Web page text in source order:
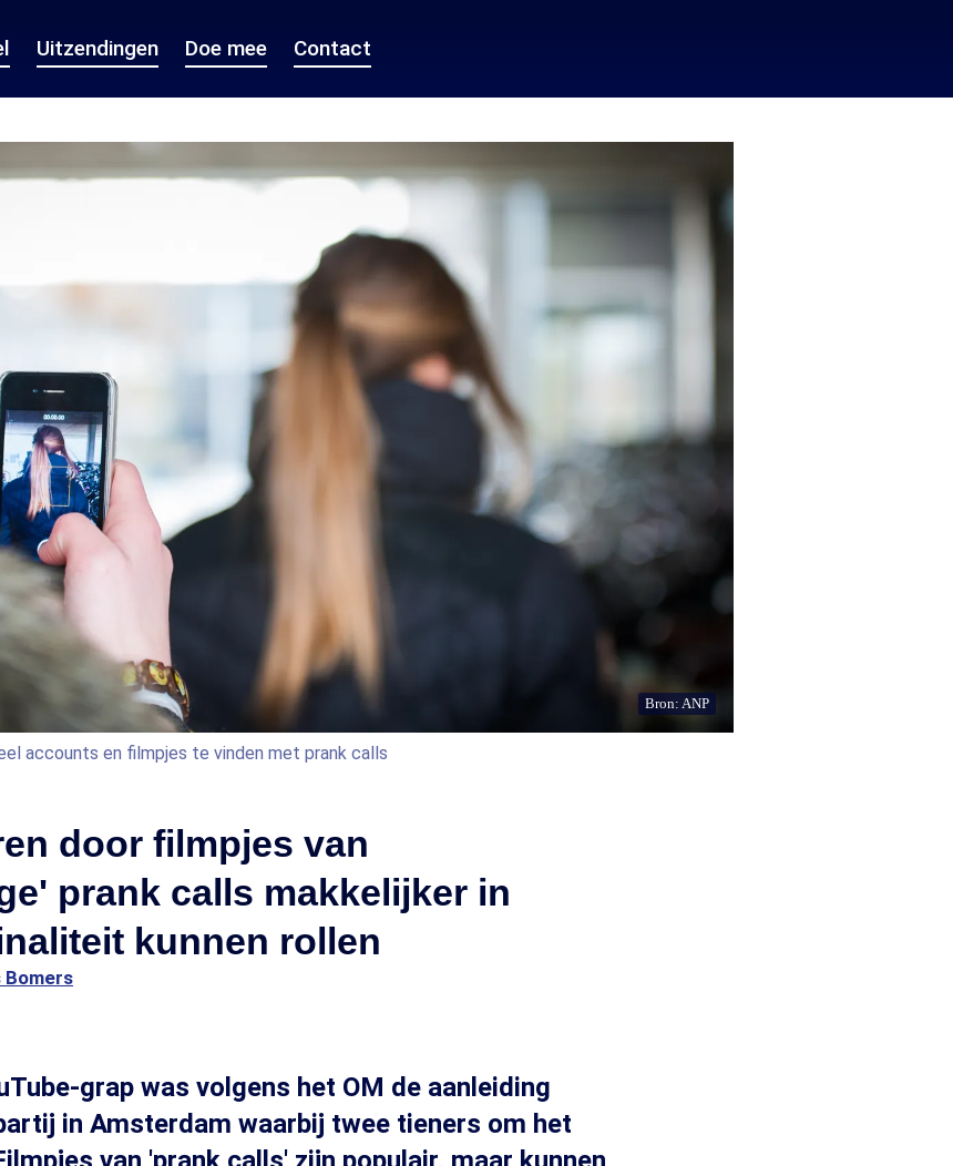
Uitzendingen Doe mee Contact
Bron: ANP
accounts en filmpjes te vinden met prank calls
door filmpjes van
prank calls makkelijker in
kunnen rollen
Bomers
grap was volgens het OM de aanleiding
in Amsterdam waarbij twee tieners om het